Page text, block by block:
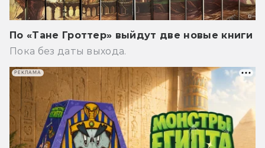
По «Тане Гроттер» выйдут две новые книги
Пока без даты выхода.
РЕКЛАМА